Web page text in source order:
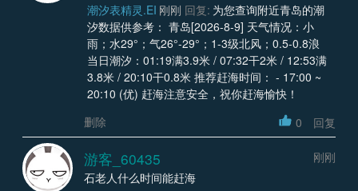
潮汐表精灵.EI 刚刚 回复: 为您查询附近青岛的潮
汐数据供参考： 青岛[2026-8-9] 天气情况：小
雨；水29°；气26°-29°；1-3级北风；0.5-0.8浪
当日潮汐：01:19满3.9米 / 07:32干2米 / 12:53满
3.8米 / 20:10干0.8米 推荐赶海时间： - 17:00 ~
20:10 (优) 赶海注意安全，祝你赶海愉快！
删除
0 回复
游客_60435
刚刚
石老人什么时间能赶海